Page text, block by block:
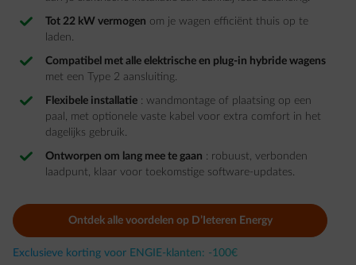
Tot 22 kW vermogen om je wagen efficiënt thuis op te
laden.
Compatibel met alle elektrische en plug-in hybride wagens
met een Type 2 aansluiting.
Flexibele installatie : wandmontage of plaatsing op een
paal, met optionele vaste kabel voor extra comfort in het
dagelijks gebruik.
Ontworpen om lang mee te gaan : robuust, verbonden
laadpunt, klaar voor toekomstige software-updates.
Ontdek alle voordelen op D’Ieteren Energy
Exclusieve korting voor ENGIE-klanten: -100€